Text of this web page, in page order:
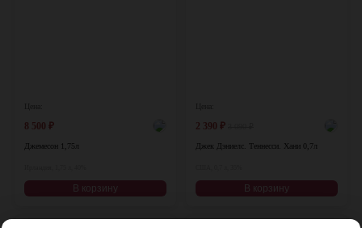
8 500 ₽
Джемесон 1,75л
В корзину
2 390 ₽
Джек Дэниелс. Теннесси. Хани 0,7л
В корзину